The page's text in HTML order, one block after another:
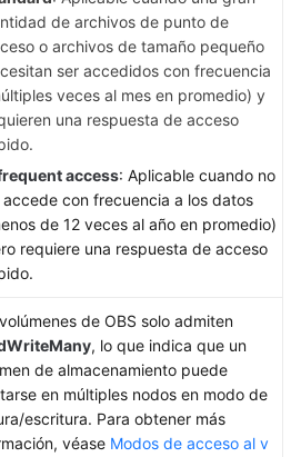
de archivos de punto de
o archivos de tamaño pequeño
ser accedidos con frecuencia
veces al mes en promedio) y
una respuesta de acceso
access: Aplicable cuando no
accede con frecuencia a los datos
de 12 veces al año en promedio)
requiere una respuesta de acceso
de OBS solo admiten
, lo que indica que un
de almacenamiento puede
en múltiples nodos en modo de
escritura. Para obtener más
véase Modos de acceso al v